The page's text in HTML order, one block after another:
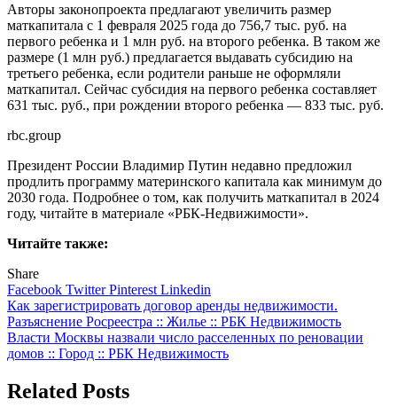
Авторы законопроекта предлагают увеличить размер
маткапитала с 1 февраля 2025 года до 756,7 тыс. руб. на
первого ребенка и 1 млн руб. на второго ребенка. В таком же
размере (1 млн руб.) предлагается выдавать субсидию на
третьего ребенка, если родители раньше не оформляли
маткапитал. Сейчас субсидия на первого ребенка составляет
631 тыс. руб., при рождении второго ребенка — 833 тыс. руб.
rbc.group
Президент России Владимир Путин недавно предложил
продлить программу материнского капитала как минимум до
2030 года. Подробнее о том, как получить маткапитал в 2024
году, читайте в материале «РБК-Недвижимости».
Читайте также:
Share
Facebook TwitterPinterest Linkedin
Навигация
по
записям
Как зарегистрировать договор аренды недвижимости.
Разъяснение Росреестра :: Жилье :: РБК Недвижимость
Власти Москвы назвали число расселенных по реновации
домов :: Город :: РБК Недвижимость
Related Posts